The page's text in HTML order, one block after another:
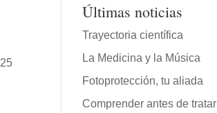
Últimas noticias
Trayectoria científica
La Medicina y la Música
Fotoprotección, tu aliada
Comprender antes de tratar